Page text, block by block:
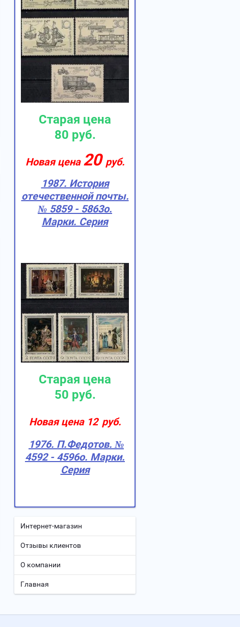
Старая цена
80 руб.
Новая цена 20 руб.
1987. История
отечественной почты.
№ 5859 - 5863о.
Марки. Серия
Старая цена
50 руб.
Новая цена 12 руб.
1976. П.Федотов. №
4592 - 4596о. Марки.
Серия
Интернет-магазин
Отзывы клиентов
О компании
Главная